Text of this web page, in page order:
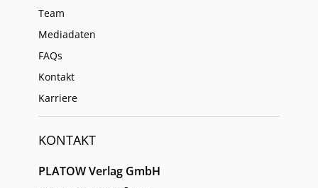
Team
Mediadaten
FAQs
Kontakt
Karriere
KONTAKT
PLATOW Verlag GmbH